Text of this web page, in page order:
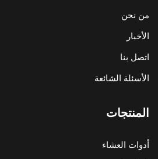
من نحن
الأخبار
اتصل بنا
الأسئلة الشائعة
المنتجات
أدوات العشاء